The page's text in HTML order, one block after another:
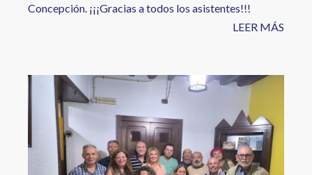
Concepción. ¡¡¡Gracias a todos los asistentes!!!
LEER MÁS
Image